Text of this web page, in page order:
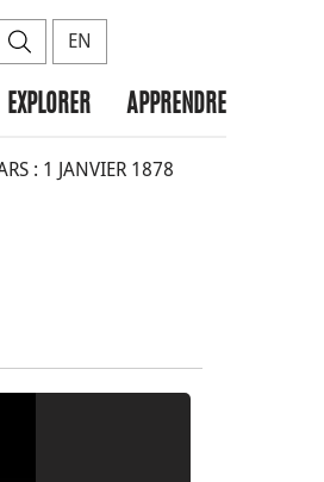
Rechercher
EN
EXPLORER APPRENDRE
: 1 JANVIER 1878